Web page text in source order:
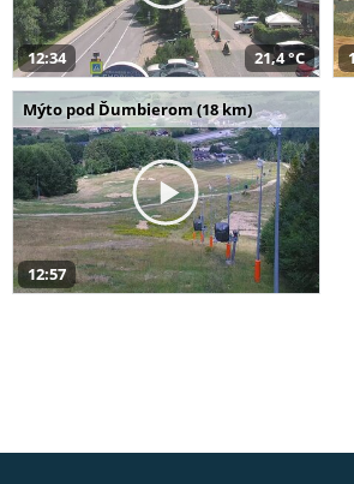
12:34 21,4 °C
Mýto pod Ďumbierom (18 km)
12:57